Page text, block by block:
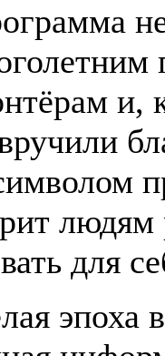
и,
людям
для
эпоха